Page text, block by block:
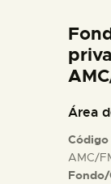
Área
AMC/